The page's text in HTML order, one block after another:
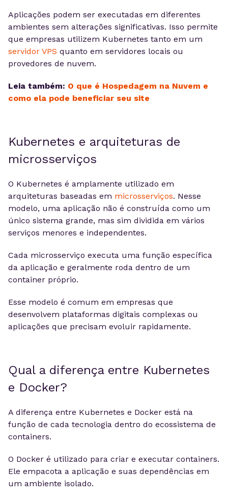
Aplicações podem ser executadas em diferentes
ambientes sem alterações significativas. Isso permite
que empresas utilizem Kubernetes tanto em um
servidor VPS quanto em servidores locais ou
provedores de nuvem.
Leia também: O que é Hospedagem na Nuvem e
como ela pode beneficiar seu site
Kubernetes e arquiteturas de
microsserviços
O Kubernetes é amplamente utilizado em
arquiteturas baseadas em microsserviços. Nesse
modelo, uma aplicação não é construída como um
único sistema grande, mas sim dividida em vários
serviços menores e independentes.
Cada microsserviço executa uma função específica
da aplicação e geralmente roda dentro de um
container próprio.
Esse modelo é comum em empresas que
desenvolvem plataformas digitais complexas ou
aplicações que precisam evoluir rapidamente.
Qual a diferença entre Kubernetes
e Docker?
A diferença entre Kubernetes e Docker está na
função de cada tecnologia dentro do ecossistema de
containers.
O Docker é utilizado para criar e executar containers.
Ele empacota a aplicação e suas dependências em
um ambiente isolado.